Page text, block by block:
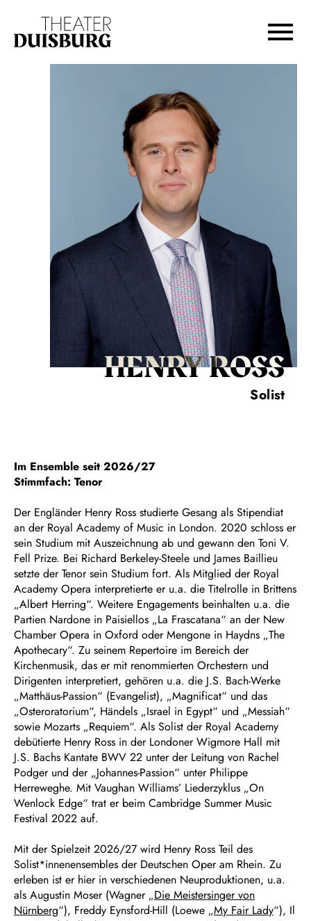
Zur Hauptnavigation springen
Zum Footer springen
HENRY ROSS
Solist
Im Ensemble seit 2026/27
Stimmfach: Tenor
Der Engländer Henry Ross studierte Gesang als Stipendiat
an der Royal Academy of Music in London. 2020 schloss er
sein Studium mit Auszeichnung ab und gewann den Toni V.
Fell Prize. Bei Richard Berkeley-Steele und James Baillieu
setzte der Tenor sein Studium fort. Als Mitglied der Royal
Academy Opera interpretierte er u.a. die Titelrolle in Brittens
„Albert Herring“. Weitere Engagements beinhalten u.a. die
Partien Nardone in Paisiellos „La Frascatana“ an der New
Chamber Opera in Oxford oder Mengone in Haydns „The
Apothecary“. Zu seinem Repertoire im Bereich der
Kirchenmusik, das er mit renommierten Orchestern und
Dirigenten interpretiert, gehören u.a. die J.S. Bach-Werke
„Matthäus-Passion“ (Evangelist), „Magnificat“ und das
„Osteroratorium“, Händels „Israel in Egypt“ und „Messiah“
sowie Mozarts „Requiem“. Als Solist der Royal Academy
debütierte Henry Ross in der Londoner Wigmore Hall mit
J.S. Bachs Kantate BWV 22 unter der Leitung von Rachel
Podger und der „Johannes-Passion“ unter Philippe
Herreweghe. Mit Vaughan Williams’ Liederzyklus „On
Wenlock Edge“ trat er beim Cambridge Summer Music
Festival 2022 auf.
Mit der Spielzeit 2026/27 wird Henry Ross Teil des
Solist*innenensembles der Deutschen Oper am Rhein. Zu
erleben ist er hier in verschiedenen Neuproduktionen, u.a.
als Augustin Moser (Wagner „Die Meistersinger von
Nürnberg“), Freddy Eynsford-Hill (Loewe „My Fair Lady“), Il